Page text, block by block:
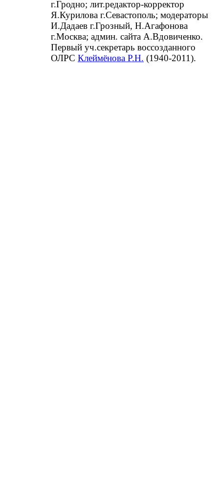
г.Гродно; лит.редактор-корректор
Я.Курилова г.Севастополь; модераторы
И.Дадаев г.Грозный, Н.Агафонова
г.Москва; админ. сайта А.Вдовиченко.
Первый уч.секретарь воссозданного
ОЛРС Клеймёнова Р.Н. (1940-2011).